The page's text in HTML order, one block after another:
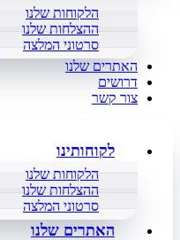
הלקוחות שלנו
ההצלחות שלנו
סרטוני המלצה
האתרים שלנו
דרושים
צור קשר
לקוחותינו
הלקוחות שלנו
ההצלחות שלנו
סרטוני המלצה
האתרים שלנו